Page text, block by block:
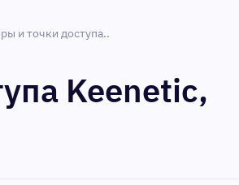
и точки доступа..
Keenetic,